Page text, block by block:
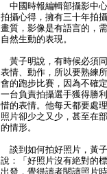
中國時報編輯部攝影中
拍攝心得，擁有三十年拍
畫質，影像是有語言的，
自然生動的表現。
黃子明說，有時候必須
表情、動作，所以要熟練
會的跑步比賽，因為不確
一台負責拍攝選手獲得勝
惜的表情。他每天都要處
照片卻少之又少，甚至在
的情形。
談到如何拍好照片，黃
說：「好照片沒有絶對的
出發，覺得讀者閱讀照片